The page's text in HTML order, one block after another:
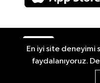
Haber
En iyi site deneyimi
faydalanıyoruz.